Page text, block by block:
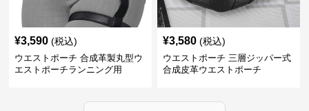
¥3,590 (税込)
ウエストポーチ 合成革製丸型ウ
エストポーチランニング用
¥3,580 (税込)
ウエストポーチ 三層ジッパー式
合成皮革ウエストポーチ